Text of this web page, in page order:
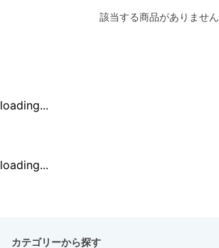
該当する商品がありません
loading...
loading...
カテゴリーから探す